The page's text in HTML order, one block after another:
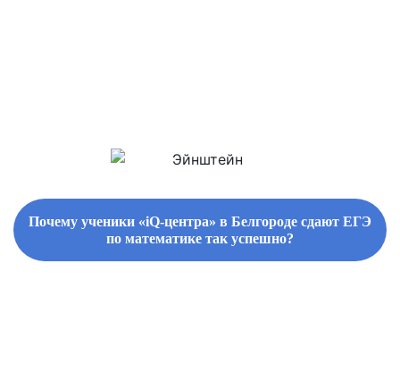
Почему ученики «iQ-центра» в Белгороде сдают ЕГЭ
по математике так успешно?